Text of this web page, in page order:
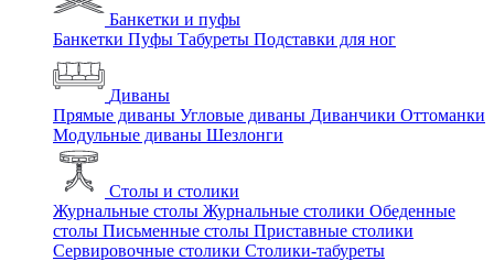
Банкетки и пуфы
Банкетки Пуфы Табуреты Подставки для ног
Диваны
Прямые диваны Угловые диваны Диванчики Оттоманки
Модульные диваны Шезлонги
Столы и столики
Журнальные столы Журнальные столики Обеденные
столы Письменные столы Приставные столики
Сервировочные столики Столики-табуреты